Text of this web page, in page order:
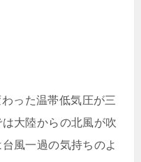
った温帯低気圧が三
大陸からの北風が吹
風一過の気持ちのよ